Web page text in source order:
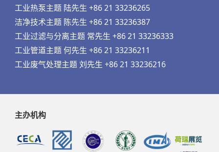
工业热泵主题 陆先生 +86 21 33236265
洁净技术主题 陈先生 +86 21 33236387
工业过滤与分离主题 常先生 +86 21 33236333
工业管道主题 何先生 +86 21 33236211
工业废气处理主题 刘先生 +86 21 33236216
主办机构